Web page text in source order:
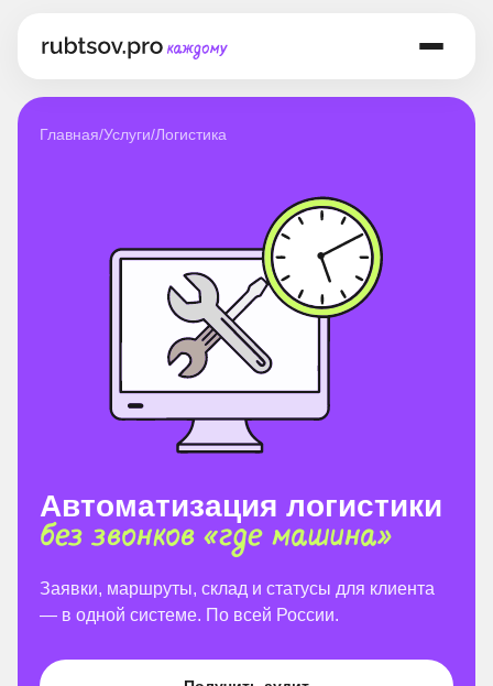
Главная/Услуги/Логистика
Автоматизация логистики
без звонков «где машина»
Заявки, маршруты, склад и статусы для клиента
— в одной системе. По всей России.